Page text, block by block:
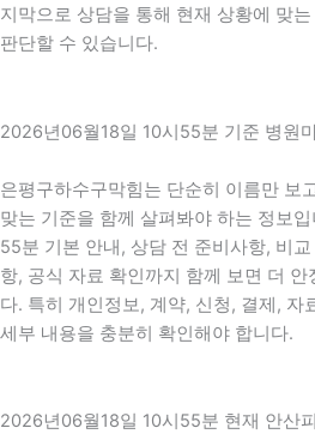
지막으로 상담을 통해 현재 상황에 맞
판단할 수 있습니다.
2026년06월18일 10시55분 기준 병원
은평구하수구막힘는 단순히 이름만 보
맞는 기준을 함께 살펴봐야 하는 정보
55분 기본 안내, 상담 전 준비사항, 비
항, 공식 자료 확인까지 함께 보면 더
다. 특히 개인정보, 계약, 신청, 결제, 자
세부 내용을 충분히 확인해야 합니다.
2026년06월18일 10시55분 현재 안산